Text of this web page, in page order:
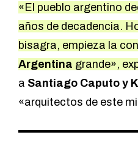
«El pueblo argentino
años de decadencia.
bisagra, empieza la
Argentina grande»,
a Santiago Caputo y
«arquitectos de este